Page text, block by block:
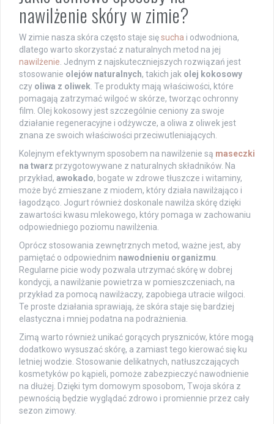
nawilżenie skóry w zimie?
W zimie nasza skóra często staje sięsucha i odwodniona,
dlatego warto skorzystać z naturalnych metod na jej
nawilżenie . Jednym z najskuteczniejszych rozwiązań jest
stosowanie olejów naturalnych, takich jak olej kokosowy
czy oliwa z oliwek . Te produkty mają właściwości, które
pomagają zatrzymać wilgoć w skórze, tworząc ochronny
film. Olej kokosowy jest szczególnie ceniony za swoje
działanie regeneracyjne i odżywcze, a oliwa z oliwek jest
znana ze swoich właściwości przeciwutleniających.
Kolejnym efektywnym sposobem na nawilżenie są maseczki
na twarz przygotowywane z naturalnych składników. Na
przykład, awokado, bogate w zdrowe tłuszcze i witaminy,
może być zmieszane z miodem, który działa nawilżająco i
łagodząco. Jogurt również doskonale nawilża skórę dzięki
zawartości kwasu mlekowego, który pomaga w zachowaniu
odpowiedniego poziomu nawilżenia.
Oprócz stosowania zewnętrznych metod, ważne jest, aby
pamiętać o odpowiednim nawodnieniu organizmu
Regularne picie wody pozwala utrzymać skórę w dobrej
kondycji, a nawilżanie powietrza w pomieszczeniach, na
przykład za pomocą nawilżaczy, zapobiega utracie wilgoci.
Te proste działania sprawiają, że skóra staje się bardziej
elastyczna i mniej podatna na podrażnienia.
Zimą warto również unikać gorących pryszniców, które mogą
dodatkowo wysuszać skórę, a zamiast tego kierować się ku
letniej wodzie. Stosowanie delikatnych, natłuszczających
kosmetyków po kąpieli, pomoże zabezpieczyć nawodnienie
na dłużej. Dzięki tym domowym sposobom, Twoja skóra z
pewnością będzie wyglądać zdrowo i promiennie przez cały
sezon zimowy.